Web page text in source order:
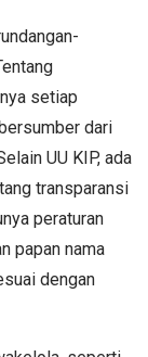
setiap
dari
UU KIP, ada
transparansi
peraturan
papan nama
dengan